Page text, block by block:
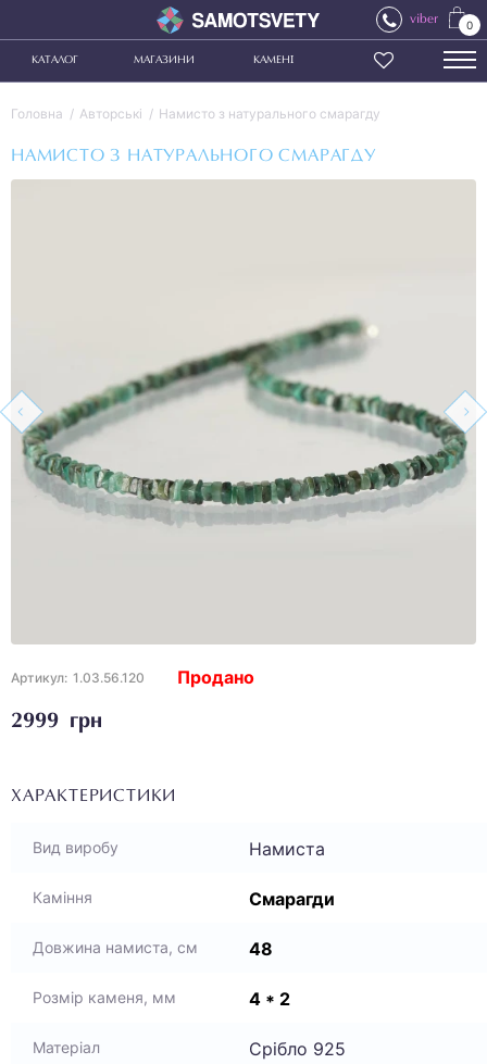
viber 0
КАТАЛОГ МАГАЗИНИ КАМЕНІ
Головна Авторські Намисто з натурального смарагду
НАМИСТО З НАТУРАЛЬНОГО СМАРАГДУ
Артикул: 1.03.56.120
2999 грн
Продано
ХАРАКТЕРИСТИКИ
Вид виробу Намиста
Каміння Смарагди
Довжина намиста, см 48
Розмір каменя, мм 4 * 2
Матеріал Срібло 925